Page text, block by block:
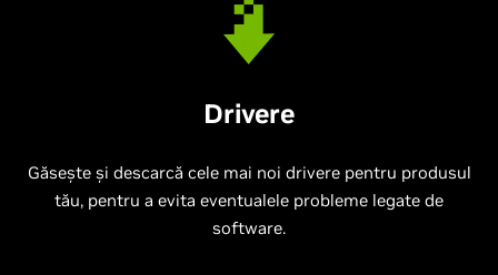
Drivere
Găsește și descarcă cele mai noi drivere pentru produsul
tău, pentru a evita eventualele probleme legate de
software.